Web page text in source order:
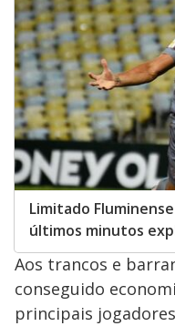
Limitado
últimos minutos
Aos trancos e
conseguido
principais